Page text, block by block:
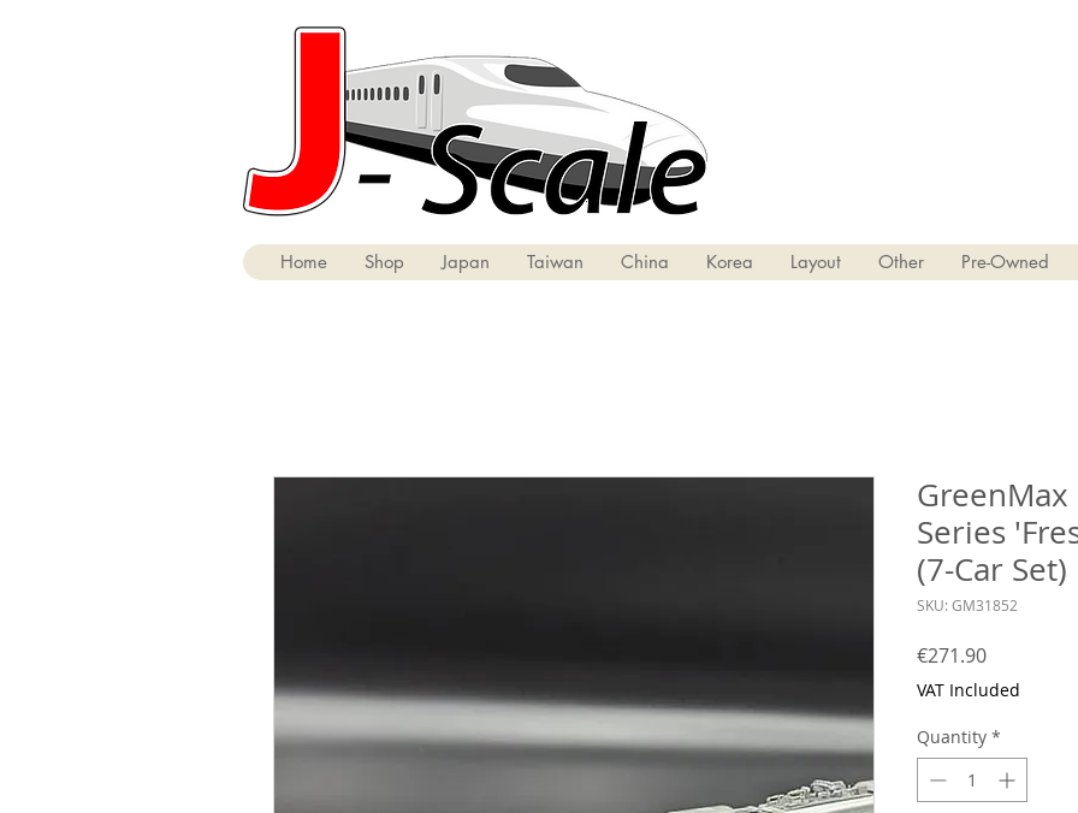
Home Shop Japan Taiwan China Korea Layout Other Pre-Owned
GreenMax
Series
(7-Car Set)
SKU: GM31852
€271.90Price
VAT Included
Quantity *